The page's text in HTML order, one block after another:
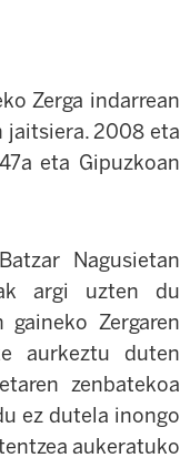
Zerga indarrean
jaitsiera. 2008 eta
eta Gipuzkoan
Nagusietan
argi uzten du
Zergaren
aurkeztu duten
zenbatekoa
ez dutela inongo
aukeratuko